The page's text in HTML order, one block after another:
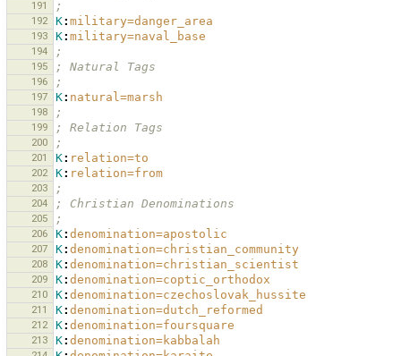
191 ;
192 K: military=danger_area
193 K: military=naval_base
194 ;
195 ; Natural Tags
196 ;
197 K: natural=marsh
198 ;
199 ; Relation Tags
200 ;
201 K: relation=to
202 K: relation=from
203 ;
204 ; Christian Denominations
205 ;
206 K: denomination=apostolic
207 K: denomination=christian_community
208 K: denomination=christian_scientist
209 K: denomination=coptic_orthodox
210 K: denomination=czechoslovak_hussite
211 K: denomination=dutch_reformed
212 K: denomination=foursquare
213 K: denomination=kabbalah